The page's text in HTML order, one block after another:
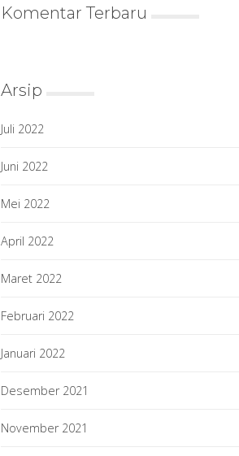
Komentar Terbaru
Arsip
Juli 2022
Juni 2022
Mei 2022
April 2022
Maret 2022
Februari 2022
Januari 2022
Desember 2021
November 2021